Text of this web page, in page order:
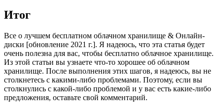
Итог
Все о лучшем бесплатном облачном хранилище & Онлайн-
диски [обновление 2021 г.]. Я надеюсь, что эта статья будет
очень полезна для вас, чтобы бесплатно облачное хранилище.
Из этой статьи вы узнаете что-то хорошее об облачном
хранилище. После выполнения этих шагов, я надеюсь, вы не
столкнетесь с какими-либо проблемами. Поэтому, если вы
столкнулись с какой-либо проблемой и у вас есть какие-либо
предложения, оставьте свой комментарий.